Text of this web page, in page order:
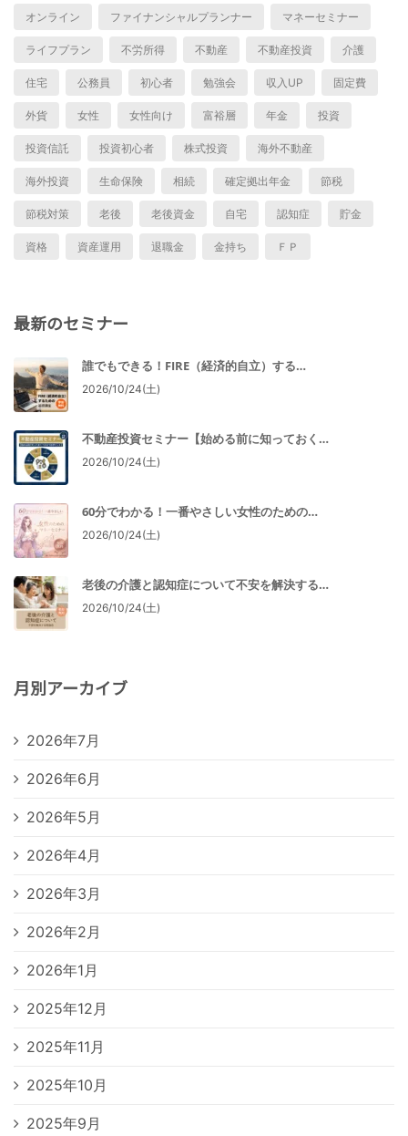
オンライン ファイナンシャルプランナー マネーセミナー
ライフプラン 不労所得 不動産 不動産投資 介護
住宅 公務員 初心者 勉強会 収入UP 固定費
外貨 女性 女性向け 富裕層 年金 投資
投資信託 投資初心者 株式投資 海外不動産
海外投資 生命保険 相続 確定拠出年金 節税
節税対策 老後 老後資金 自宅 認知症 貯金
資格 資産運用 退職金 金持ち ＦＰ
最新のセミナー
誰でもできる！FIRE（経済的自立）する…
2026/10/24(土)
不動産投資セミナー【始める前に知っておく…
2026/10/24(土)
60分でわかる！一番やさしい女性のための…
2026/10/24(土)
老後の介護と認知症について不安を解決する…
2026/10/24(土)
月別アーカイブ
2026年7月
2026年6月
2026年5月
2026年4月
2026年3月
2026年2月
2026年1月
2025年12月
2025年11月
2025年10月
2025年9月